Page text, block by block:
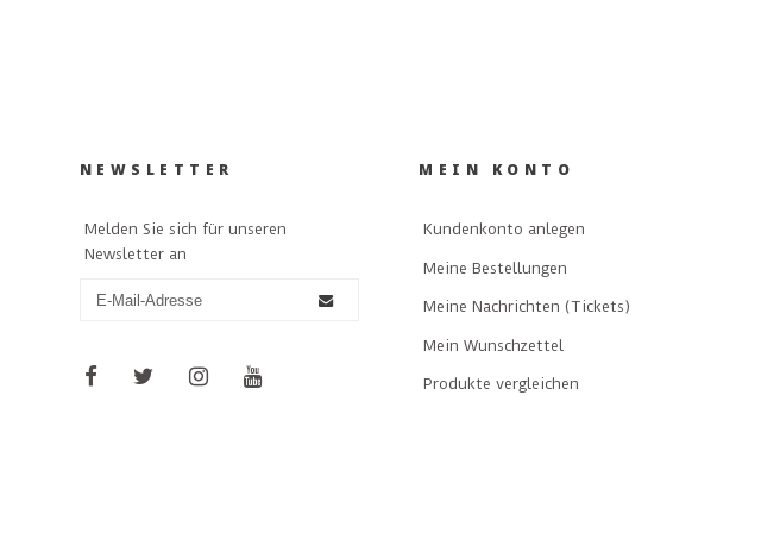
NEWSLETTER
Melden Sie sich für unseren
Newsletter an
MEIN KONTO
Kundenkonto anlegen
Meine Bestellungen
Meine Nachrichten (Tickets)
Mein Wunschzettel
Produkte vergleichen